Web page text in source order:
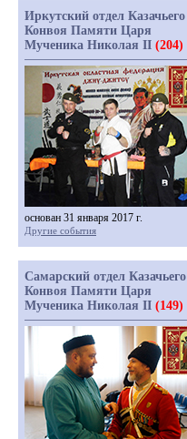
Иркутский отдел Казачьего
Конвоя Памяти Царя
Мученика Николая II (204)
основан 31 января 2017 г.
Другие события
Самарский отдел Казачьего
Конвоя Памяти Царя
Мученика Николая II (149)